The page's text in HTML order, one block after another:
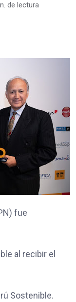
de lectura
fue
al recibir el
Sostenible.